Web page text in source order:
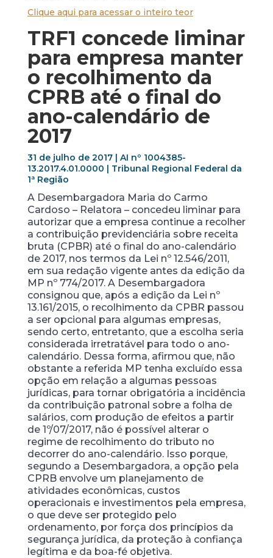
Clique aqui para acessar o inteiro teor
TRF1 concede liminar
para empresa manter
o recolhimento da
CPRB até o final do
ano-calendário de
2017
31 de julho de 2017 | AI nº 1004385-
13.2017.4.01.0000 | Tribunal Regional Federal da
1ª Região
A Desembargadora Maria do Carmo
Cardoso – Relatora – concedeu liminar para
autorizar que a empresa continue a recolher
a contribuição previdenciária sobre receita
bruta (CPBR) até o final do ano-calendário
de 2017, nos termos da Lei nº 12.546/2011,
em sua redação vigente antes da edição da
MP nº 774/2017. A Desembargadora
consignou que, após a edição da Lei nº
13.161/2015, o recolhimento da CPBR passou
a ser opcional para algumas empresas,
sendo certo, entretanto, que a escolha seria
considerada irretratável para todo o ano-
calendário. Dessa forma, afirmou que, não
obstante a referida MP tenha excluído essa
opção em relação a algumas pessoas
jurídicas, para tornar obrigatória a incidência
da contribuição patronal sobre a folha de
salários, com produção de efeitos a partir
de 1º/07/2017, não é possível alterar o
regime de recolhimento do tributo no
decorrer do ano-calendário. Isso porque,
segundo a Desembargadora, a opção pela
CPRB envolve um planejamento de
atividades econômicas, custos
operacionais e investimentos pela empresa,
o que deve ser protegido pelo
ordenamento, por força dos princípios da
segurança jurídica, da proteção à confiança
legítima e da boa-fé objetiva.